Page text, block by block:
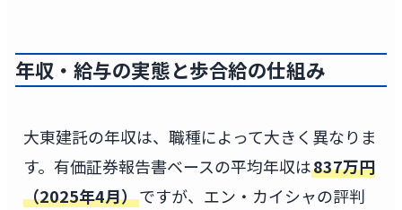
年収・給与の実態と歩合給の仕組み
大東建託の年収は、職種によって大きく異なりま
す。有価証券報告書ベースの平均年収は837万円
（2025年4月）ですが、エン・カイシャの評判